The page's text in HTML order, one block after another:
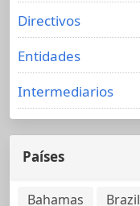
Directivos
Entidades
Intermediarios
Países
Bahamas Brazil